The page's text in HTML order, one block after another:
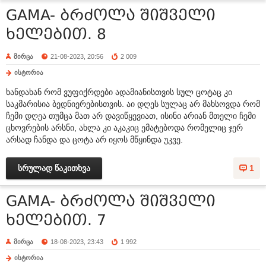
GAMA- ბრძოლა შიშველი
ხელებით. 8
მირცა 21-08-2023, 20:56 2 009
ისტორია
ხანდახან რომ ვუფიქრდები ადამიანისთვის სულ ცოტაც კი
საკმარისია ბედნიერებისთვის. აი დღეს სულაც არ მახსოვდა რომ
ჩემი დღეა თუმცა მათ არ დავიწყევიათ, ისინი არიან მთელი ჩემი
ცხოვრების არსნი, ახლა კი აკაკიც ემატებოდა რომელიც ჯერ
არსად ჩანდა და ცოტა არ იყოს მწყინდა უკვე.
1
სრულად წაკითხვა
GAMA- ბრძოლა შიშველი
ხელებით. 7
მირცა 18-08-2023, 23:43 1 992
ისტორია